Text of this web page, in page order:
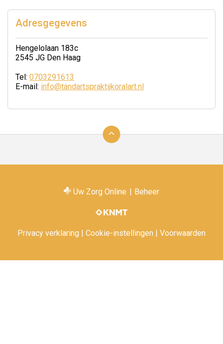
Adresgegevens
Hengelolaan 183c
2545 JG Den Haag
Tel: 0703291613
E-mail: info@tandartspraktijkoralart.nl
de
Uw Zorg Online | Beheer
Privacy verklaring | Cookie-instellingen | Voorwaarden